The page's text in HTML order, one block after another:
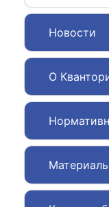
Новости
О